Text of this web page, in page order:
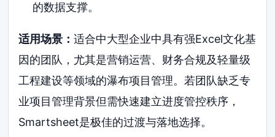
的数据支撑。
适用场景：适合中大型企业中具有强Excel文化基
因的团队，尤其是营销运营、财务合规及轻量级
工程建设等领域的瀑布项目管理。若团队缺乏专
业项目管理背景但需快速建立进度管控秩序，
Smartsheet是极佳的过渡与落地选择。